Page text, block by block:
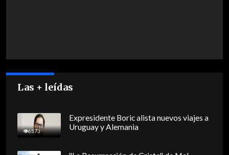
Las + leídas
6573
Expresidente Boric alista nuevos viajes a
Uruguay y Alemania